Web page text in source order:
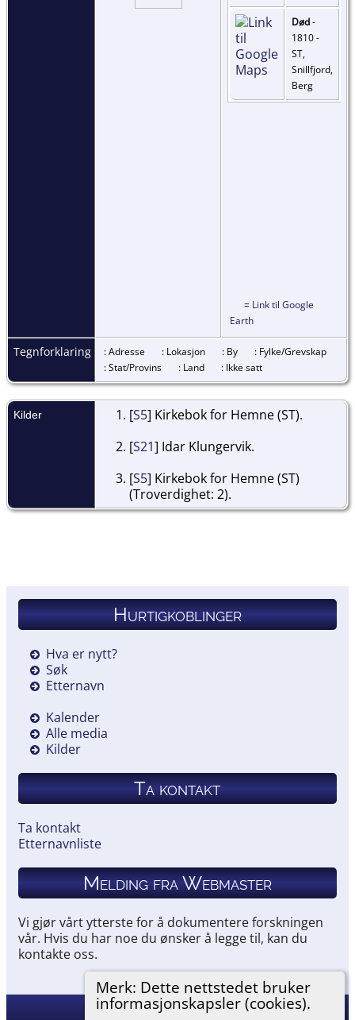
Merk: Dette nettstedet bruker
informasjonskapsler (cookies).
Død-
1810 -
ST,
Snillfjord,
Berg
= Link til Google
Earth
Tegnforklaring : Adresse : Lokasjon : By
: Fylke/Grevskap
: Stat/Provins
: Land : Ikke satt
Kilder [S5] Kirkebok for Hemne (ST).
[S21] Idar Klungervik.
[S5] Kirkebok for Hemne (ST)
(Troverdighet: 2).
Hurtigkoblinger
Hva er nytt?
Søk
Etternavn
Kalender
Alle media
Kilder
Ta kontakt
Ta kontakt
Etternavnliste
Melding fra Webmaster
Vi gjør vårt ytterste for å dokumentere forskningen
vår. Hvis du har noe du ønsker å legge til, kan du
kontakte oss.
Hemneslekt 2026